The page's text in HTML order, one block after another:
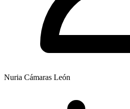
Nuria Cámaras León